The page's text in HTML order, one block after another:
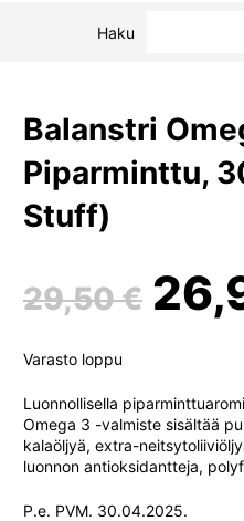
Haku
Balanstri
Piparminttu,
Stuff)
29,50€
oli:
Varasto loppu
Luonnollisella
Omega 3 -valmiste sisältää
kalaöljyä, extra-
luonnon antioksidantteja,
P.e. PVM. 30.04.2025.